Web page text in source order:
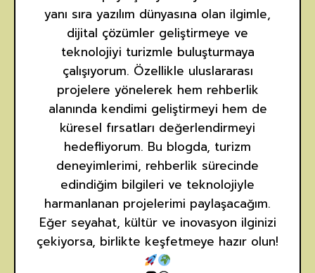
yanı sıra yazılım dünyasına olan ilgimle,
dijital çözümler geliştirmeye ve
teknolojiyi turizmle buluşturmaya
çalışıyorum. Özellikle uluslararası
projelere yönelerek hem rehberlik
alanında kendimi geliştirmeyi hem de
küresel fırsatları değerlendirmeyi
hedefliyorum. Bu blogda, turizm
deneyimlerimi, rehberlik sürecinde
edindiğim bilgileri ve teknolojiyle
harmanlanan projelerimi paylaşacağım.
Eğer seyahat, kültür ve inovasyon ilginizi
çekiyorsa, birlikte keşfetmeye hazır olun!